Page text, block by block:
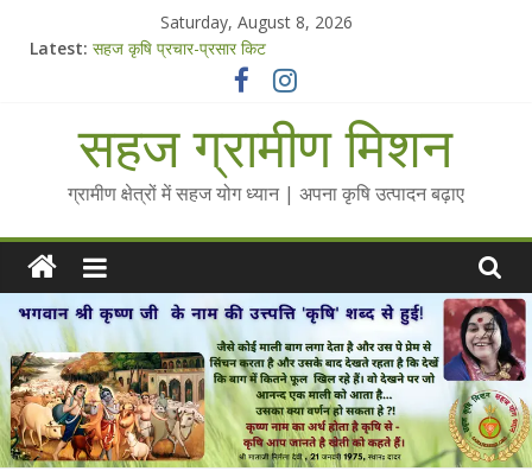
Saturday, August 8, 2026
Latest: सहज कृषि प्रचार-प्रसार किट
Standee Designs @ 2025 for Sahaj Krishi Promotions
Chalo Gaon Ki Or Abhiyaan - 2025-26
Collected Talks on Vibrated Water
सहज ग्रामीण मिशन
ग्रामीण क्षेत्रों में सहज योग ध्यान | अपना कृषि उत्पादन बढ़ाए